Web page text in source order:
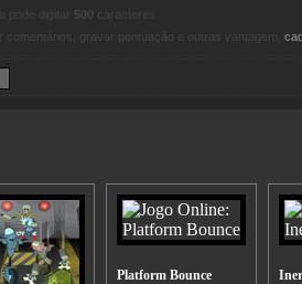
500
comentários, gravar pontuação e outras vantagem,
Platform Bounce